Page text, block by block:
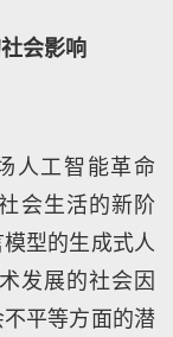
会影响
人工智能革命
会生活的新阶
型的生成式人
发展的社会因
平等方面的潜